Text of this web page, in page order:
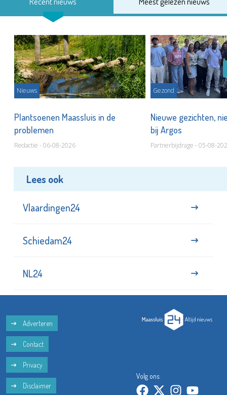
Nieuws
Plantsoenen Maassluis in de
problemen
Redactie - 06-08-2026
Gezond
Nieuwe gezichten,
bij Argos
Partnerbijdrage - 05-08-
Lees ook
Vlaardingen24
Schiedam24
NL24
Adverteren
Contact
Privacy
Disclaimer
Volg ons: